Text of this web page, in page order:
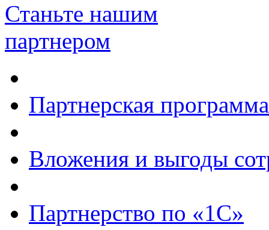
Станьте нашим
партнером
Партнерская программа
Вложения и выгоды
Партнерство по «1С»